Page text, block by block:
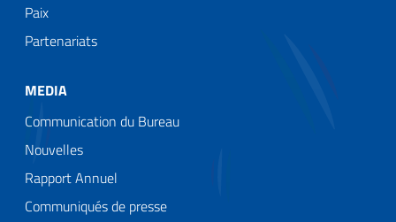
Paix
Partenariats
MEDIA
Communication du Bureau
Nouvelles
Rapport Annuel
Communiqués de presse